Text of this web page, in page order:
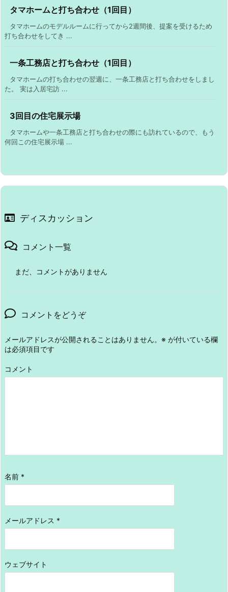
タマホームと打ち合わせ（1回目）
タマホームのモデルルームに行ってから2週間後、提案を受けるため
打ち合わせをしてき ...
一条工務店と打ち合わせ（1回目）
タマホームの打ち合わせの翌週に、一条工務店と打ち合わせをしまし
た。 実は入居宅訪 ...
3回目の住宅展示場
タマホームや一条工務店と打ち合わせの際にも訪れているので、もう
何回この住宅展示場 ...
ディスカッション
コメント一覧
まだ、コメントがありません
コメントをどうぞ
メールアドレスが公開されることはありません。 ※ が付いている欄
は必須項目です
コメント
名前 *
メールアドレス *
ウェブサイト